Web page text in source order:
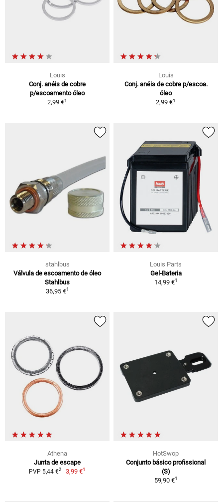
Louis
Conj. anéis de cobre
p/escoamento óleo
2,99 €1
Louis
Conj. anéis de cobre p/escoa.
óleo
2,99 €1
stahlbus
Válvula de escoamento de óleo
Stahlbus
36,95 €1
Louis Parts
Gel-Bateria
14,99 €1
Athena
Junta de escape
PVP 5,44 €2 3,99 €1
HotSwop
Conjunto básico profissional
(S)
59,90 €1